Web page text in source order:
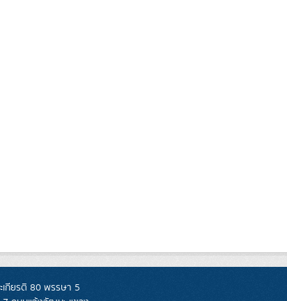
กียรติ 80 พรรษา 5